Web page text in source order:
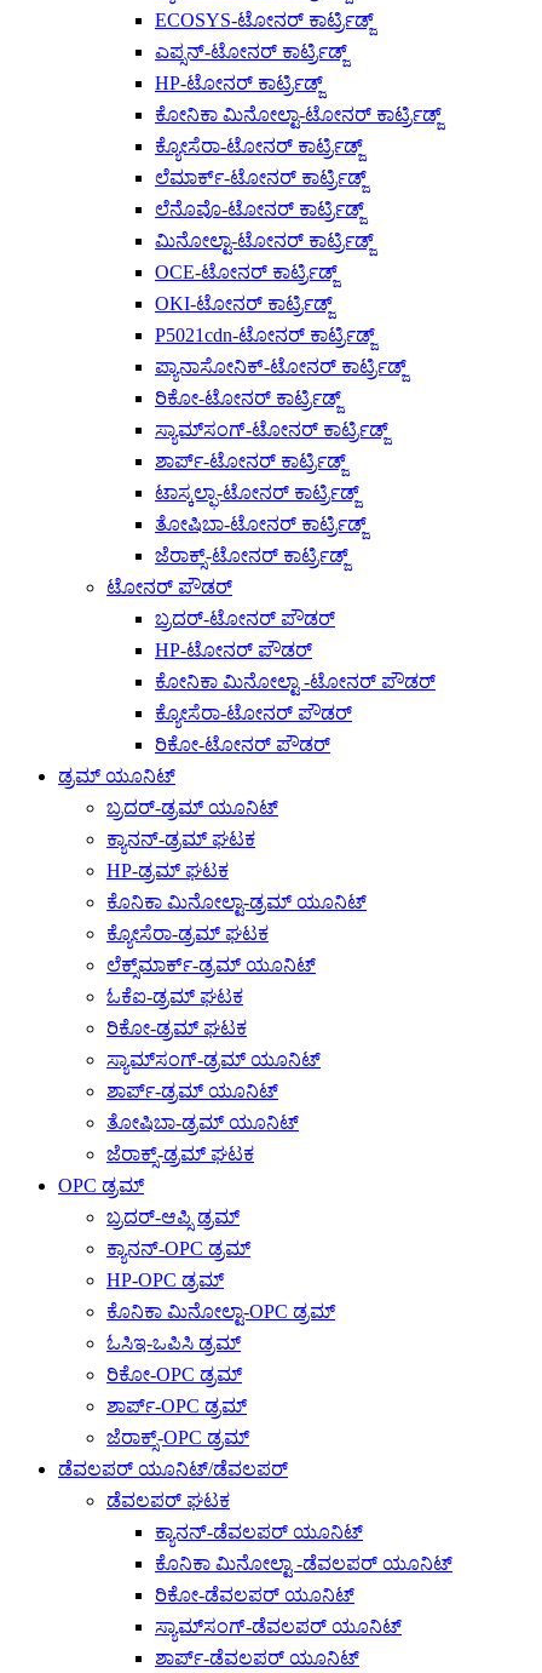
ECOSYS-ಟೋನರ್ ಕಾರ್ಟ್ರಿಡ್ಜ್
ಎಪ್ಸನ್-ಟೋನರ್ ಕಾರ್ಟ್ರಿಡ್ಜ್
HP-ಟೋನರ್ ಕಾರ್ಟ್ರಿಡ್ಜ್
ಕೋನಿಕಾ ಮಿನೋಲ್ಟಾ-ಟೋನರ್ ಕಾರ್ಟ್ರಿಡ್ಜ್
ಕ್ಯೋಸೆರಾ-ಟೋನರ್ ಕಾರ್ಟ್ರಿಡ್ಜ್
ಲೆಮಾರ್ಕ್-ಟೋನರ್ ಕಾರ್ಟ್ರಿಡ್ಜ್
ಲೆನೊವೊ-ಟೋನರ್ ಕಾರ್ಟ್ರಿಡ್ಜ್
ಮಿನೋಲ್ಟಾ-ಟೋನರ್ ಕಾರ್ಟ್ರಿಡ್ಜ್
OCE-ಟೋನರ್ ಕಾರ್ಟ್ರಿಡ್ಜ್
OKI-ಟೋನರ್ ಕಾರ್ಟ್ರಿಡ್ಜ್
P5021cdn-ಟೋನರ್ ಕಾರ್ಟ್ರಿಡ್ಜ್
ಪ್ಯಾನಾಸೋನಿಕ್-ಟೋನರ್ ಕಾರ್ಟ್ರಿಡ್ಜ್
ರಿಕೋ-ಟೋನರ್ ಕಾರ್ಟ್ರಿಡ್ಜ್
ಸ್ಯಾಮ್‌ಸಂಗ್-ಟೋನರ್ ಕಾರ್ಟ್ರಿಡ್ಜ್
ಶಾರ್ಪ್-ಟೋನರ್ ಕಾರ್ಟ್ರಿಡ್ಜ್
ಟಾಸ್ಕಲ್ಫಾ-ಟೋನರ್ ಕಾರ್ಟ್ರಿಡ್ಜ್
ತೋಷಿಬಾ-ಟೋನರ್ ಕಾರ್ಟ್ರಿಡ್ಜ್
ಜೆರಾಕ್ಸ್-ಟೋನರ್ ಕಾರ್ಟ್ರಿಡ್ಜ್
ಟೋನರ್ ಪೌಡರ್
ಬ್ರದರ್-ಟೋನರ್ ಪೌಡರ್
HP-ಟೋನರ್ ಪೌಡರ್
ಕೋನಿಕಾ ಮಿನೋಲ್ಟಾ -ಟೋನರ್ ಪೌಡರ್
ಕ್ಯೋಸೆರಾ-ಟೋನರ್ ಪೌಡರ್
ರಿಕೋ-ಟೋನರ್ ಪೌಡರ್
ಡ್ರಮ್ ಯೂನಿಟ್
ಬ್ರದರ್-ಡ್ರಮ್ ಯೂನಿಟ್
ಕ್ಯಾನನ್-ಡ್ರಮ್ ಘಟಕ
HP-ಡ್ರಮ್ ಘಟಕ
ಕೊನಿಕಾ ಮಿನೋಲ್ಟಾ-ಡ್ರಮ್ ಯೂನಿಟ್
ಕ್ಯೋಸೆರಾ-ಡ್ರಮ್ ಘಟಕ
ಲೆಕ್ಸ್‌ಮಾರ್ಕ್-ಡ್ರಮ್ ಯೂನಿಟ್
ಓಕೆಐ-ಡ್ರಮ್ ಘಟಕ
ರಿಕೋ-ಡ್ರಮ್ ಘಟಕ
ಸ್ಯಾಮ್‌ಸಂಗ್-ಡ್ರಮ್ ಯೂನಿಟ್
ಶಾರ್ಪ್-ಡ್ರಮ್ ಯೂನಿಟ್
ತೋಷಿಬಾ-ಡ್ರಮ್ ಯೂನಿಟ್
ಜೆರಾಕ್ಸ್-ಡ್ರಮ್ ಘಟಕ
OPC ಡ್ರಮ್
ಬ್ರದರ್-ಆಪ್ಸಿ ಡ್ರಮ್
ಕ್ಯಾನನ್-OPC ಡ್ರಮ್
HP-OPC ಡ್ರಮ್
ಕೊನಿಕಾ ಮಿನೋಲ್ಟಾ-OPC ಡ್ರಮ್
ಓಸಿಇ-ಒಪಿಸಿ ಡ್ರಮ್
ರಿಕೋ-OPC ಡ್ರಮ್
ಶಾರ್ಪ್-OPC ಡ್ರಮ್
ಜೆರಾಕ್ಸ್-OPC ಡ್ರಮ್
ಡೆವಲಪರ್ ಯೂನಿಟ್/ಡೆವಲಪರ್
ಡೆವಲಪರ್ ಘಟಕ
ಕ್ಯಾನನ್-ಡೆವಲಪರ್ ಯೂನಿಟ್
ಕೊನಿಕಾ ಮಿನೋಲ್ಟಾ -ಡೆವಲಪರ್ ಯೂನಿಟ್
ರಿಕೋ-ಡೆವಲಪರ್ ಯೂನಿಟ್
ಸ್ಯಾಮ್‌ಸಂಗ್-ಡೆವಲಪರ್ ಯೂನಿಟ್
ಶಾರ್ಪ್-ಡೆವಲಪರ್ ಯೂನಿಟ್